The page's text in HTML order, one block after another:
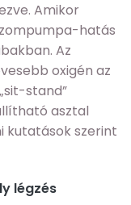
Amikor
hatás
Az
oxigén az
stand”
asztal
kutatások szerint
légzés